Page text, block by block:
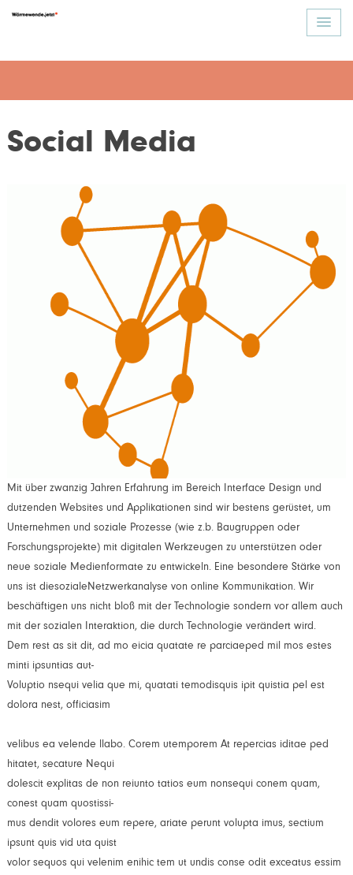
Social Media
Mit über zwanzig Jahren Erfahrung im Bereich Interface Design und
dutzenden Websites und Applikationen sind wir bestens gerüstet, um
Unternehmen und soziale Prozesse (wie z.b. Baugruppen oder
Forschungsprojekte) mit digitalen Werkzeugen zu unterstützen oder
neue soziale Medienformate zu entwickeln. Eine besondere Stärke von
uns ist diesozialeNetzwerkanalyse von online Kommunikation. Wir
beschäftigen uns nicht bloß mit der Technologie sondern vor allem auch
mit der sozialen Interaktion, die durch Technologie verändert wird.
Dem rest as sit dit, ad mo eicia quatate re parciaeped mil mos estes
minti ipsuntias aut-
Voluptio nsequi velia que mi, quatati temodisquis ipit quistia pel est
dolora nest, officiasim
velibus ea velende llabo. Corem utemporem At repercias iditae ped
hitatet, secature Nequi
dolescit explitas de non reiunto tatios eum nonsequi conem quam,
conest quam quostissi-
mus dendit volores eum repere, ariate perunt volupta imus, sectium
ipsunt quis vid uta quist
volor sequos qui velenim enihic tem ut undis conse odit exceatus essim